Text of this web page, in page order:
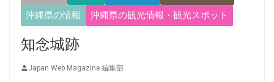
沖縄県の情報
沖縄県の観光情報・観光スポット
知念城跡
Japan Web Magazine 編集部